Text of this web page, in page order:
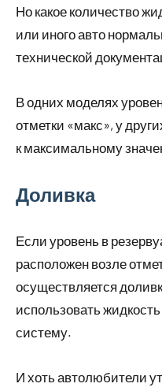
Но какое количество
или иного авто
технической
В одних моделях
отметки «макс», у
к максимальному
Доливка
Если уровень в
расположен возле
осуществляется
использовать
систему.
И хоть автолюбители